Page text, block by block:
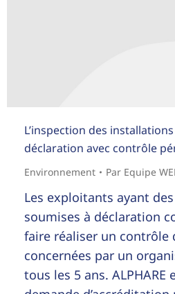
L’inspection des
déclaration avec contrôle
Environnement Par Equipe
Les exploitants ayant
soumises à déclaration
faire réaliser un contrôle
concernées par un
tous les 5 ans. ALPHARE